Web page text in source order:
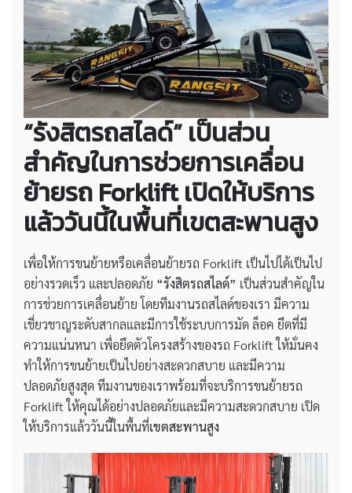
“รังสิตรถสไลด์” เป็นส่วน
สำคัญในการช่วยการเคลื่อน
ย้ายรถ Forklift เปิดให้บริการ
แล้ววันนี้ในพื้นที่เขตสะพานสูง
เพื่อให้การขนย้ายหรือเคลื่อนย้ายรถ Forklift เป็นไปได้เป็นไป
อย่างรวดเร็ว และปลอดภัย “รังสิตรถสไลด์” เป็นส่วนสำคัญใน
การช่วยการเคลื่อนย้าย โดยทีมงานรถสไลด์ของเรา มีความ
เชี่ยวชาญระดับสากลและมีการใช้ระบบการมัด ล็อค ยึดที่มี
ความแน่นหนา เพื่อยึดตัวโครงสร้างของรถ Forklift ให้มั่นคง
ทำให้การขนย้ายเป็นไปอย่างสะดวกสบาย และมีความ
ปลอดภัยสูงสุด ทีมงานของเราพร้อมที่จะบริการขนย้ายรถ
Forklift ให้คุณได้อย่างปลอดภัยและมีความสะดวกสบาย เปิด
ให้บริการแล้ววันนี้ในพื้นที่เขตสะพานสูง